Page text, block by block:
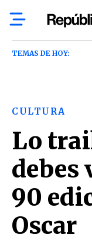
TEMAS DE HOY:
CULTURA
Lo
debes
90
Oscar